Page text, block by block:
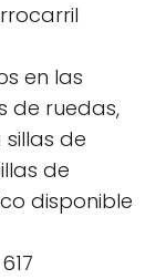
en las
de ruedas,
de
de
disponible